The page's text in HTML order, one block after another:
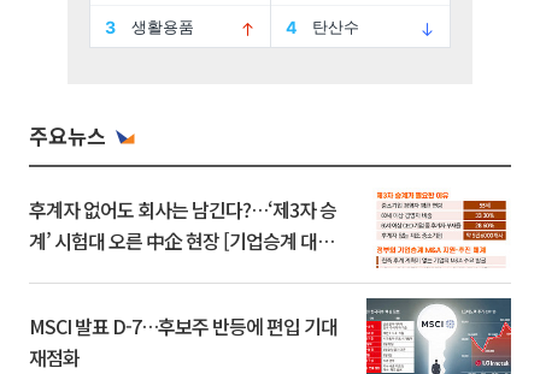
주요뉴스
후계자 없어도 회사는 남긴다?…‘제3자 승
계’ 시험대 오른 中企 현장 [기업승계 대전
MSCI 발표 D-7…후보주 반등에 편입 기대
재점화